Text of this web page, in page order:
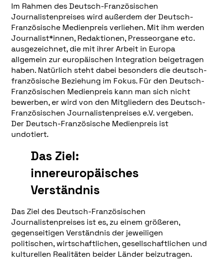
Im Rahmen des Deutsch-Französischen
Journalistenpreises wird außerdem der Deutsch-
Französische Medienpreis verliehen. Mit ihm werden
Journalist*innen, Redaktionen, Presseorgane etc.
ausgezeichnet, die mit ihrer Arbeit in Europa
allgemein zur europäischen Integration beigetragen
haben. Natürlich steht dabei besonders die deutsch-
französische Beziehung im Fokus. Für den Deutsch-
Französischen Medienpreis kann man sich nicht
bewerben, er wird von den Mitgliedern des Deutsch-
Französischen Journalistenpreises e.V. vergeben.
Der Deutsch-Französische Medienpreis ist
undotiert.
Das Ziel:
innereuropäisches
Verständnis
Das Ziel des Deutsch-Französischen
Journalistenpreises ist es, zu einem größeren,
gegenseitigen Verständnis der jeweiligen
politischen, wirtschaftlichen, gesellschaftlichen und
kulturellen Realitäten beider Länder beizutragen.